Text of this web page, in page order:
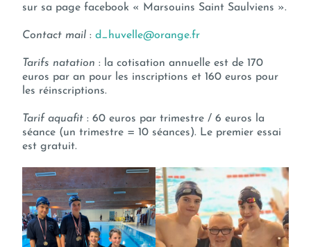
sur sa page facebook « Marsouins Saint Saulviens ».
Contact mail :d_huvelle@orange.fr
Tarifs natation: la cotisation annuelle est de 170
euros par an pour les inscriptions et 160 euros pour
les réinscriptions.
Tarif aquafit : 60 euros par trimestre / 6 euros la
séance (un trimestre = 10 séances). Le premier essai
est gratuit.